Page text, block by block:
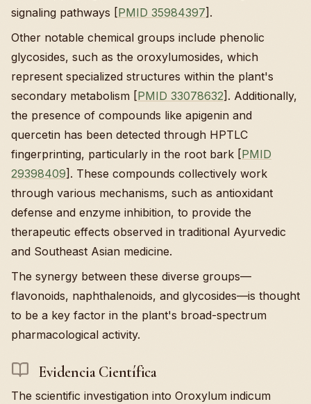
signaling pathways [PMID 35984397].
Other notable chemical groups include phenolic
glycosides, such as the oroxylumosides, which
represent specialized structures within the plant's
secondary metabolism [PMID 33078632]. Additionally,
the presence of compounds like apigenin and
quercetin has been detected through HPTLC
fingerprinting, particularly in the root bark [PMID
29398409]. These compounds collectively work
through various mechanisms, such as antioxidant
defense and enzyme inhibition, to provide the
therapeutic effects observed in traditional Ayurvedic
and Southeast Asian medicine.
The synergy between these diverse groups—
flavonoids, naphthalenoids, and glycosides—is thought
to be a key factor in the plant's broad-spectrum
pharmacological activity.
Evidencia Científica
The scientific investigation into Oroxylum indicum